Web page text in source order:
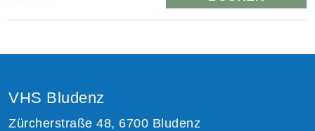
VHS Bludenz
Zürcherstraße 48, 6700 Bludenz